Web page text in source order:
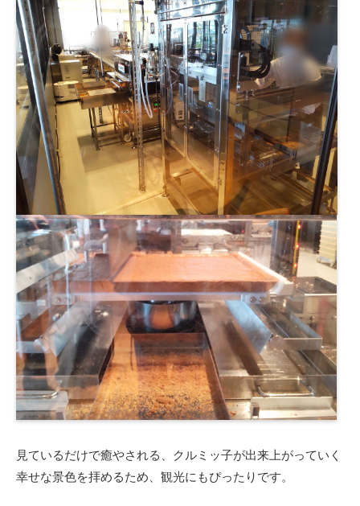
見ているだけで癒やされる、クルミッ子が出来上がっていく
幸せな景色を拝めるため、観光にもぴったりです。